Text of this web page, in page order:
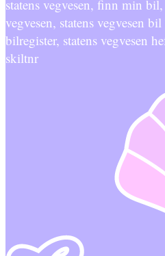
statens vegvesen, finn min
vegvesen, statens vegvesen
bilregister, statens vegvesen
skiltnr